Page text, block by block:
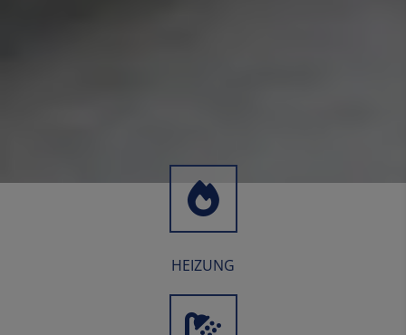
HEIZUNG